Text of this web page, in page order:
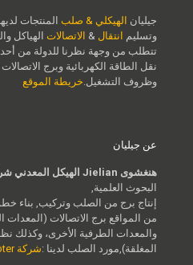
جيليان الهيكلي & صلب المنتجات
وتسليم انتقال & الاتصالات الهياكل
تتطلب من وجهة نظرنا للدولة من
نقل الطاقة الكهربائية وبرج
وظروف التشغيل. خريطة الموقع
عن جيليان
هنغشوى Jielian الهيكل المعدني شركة, المحدودة
البحوث العلمية,
إنتاج برج من الصلب وتركيب, بناء
من المواقع برج الاتصالات (المعدات
والمعدات الطرفية الأخرى، وكذلك
المغلقة),مورد الصلب لدينا :شركة abter أنابيب الصلب المحدودة